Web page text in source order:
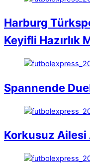
Harburg
Keyifli Hazırlık
Spannende
Korkusuz Ailesi